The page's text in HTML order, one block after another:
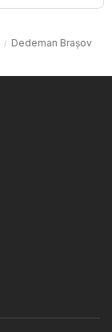
Dedeman Brașov